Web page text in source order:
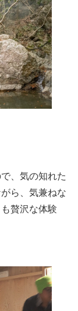
、気の知れた
ら、気兼ねな
贅沢な体験